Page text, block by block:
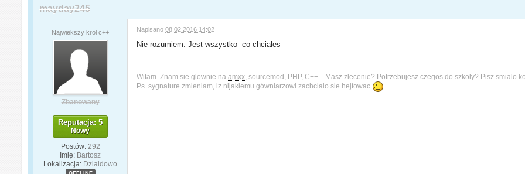
mayday245
Najwiekszy krol c++
Zbanowany
Reputacja: 5
Nowy
Postów: 292
Imię: Bartosz
Lokalizacja: Dzialdowo
Napisano08.02.2016 14:02
Nie rozumiem. Jest wszystko co chciales
Witam. Znam sie glownie naamxx , sourcemod, PHP, C++. Masz zlecenie? Potrzebujesz czegos do szkoly? Pisz smialo
Ps. sygnature zmieniam, iz nijakiemu gówniarzowi zachcialo sie hejtowac